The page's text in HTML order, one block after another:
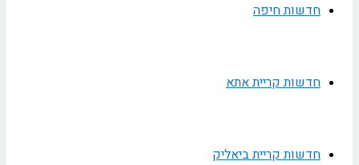
חדשות חיפה
חדשות קריית אתא
חדשות קריית ביאליק